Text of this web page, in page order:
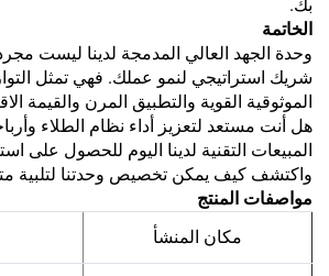
بك.
الخاتمة
وحدة الجهد العالي المدمجة لدينا ليست
شريك استراتيجي لنمو عملك. فهي تمثل
الموثوقية القوية والتطبيق المرن والقيمة
هل أنت مستعد لتعزيز أداء نظام الطلاء
المبيعات التقنية لدينا اليوم للحصول على
واكتشف كيف يمكن تخصيص وحدتنا لتلبية
مواصفات المنتج
مكان المنشأ